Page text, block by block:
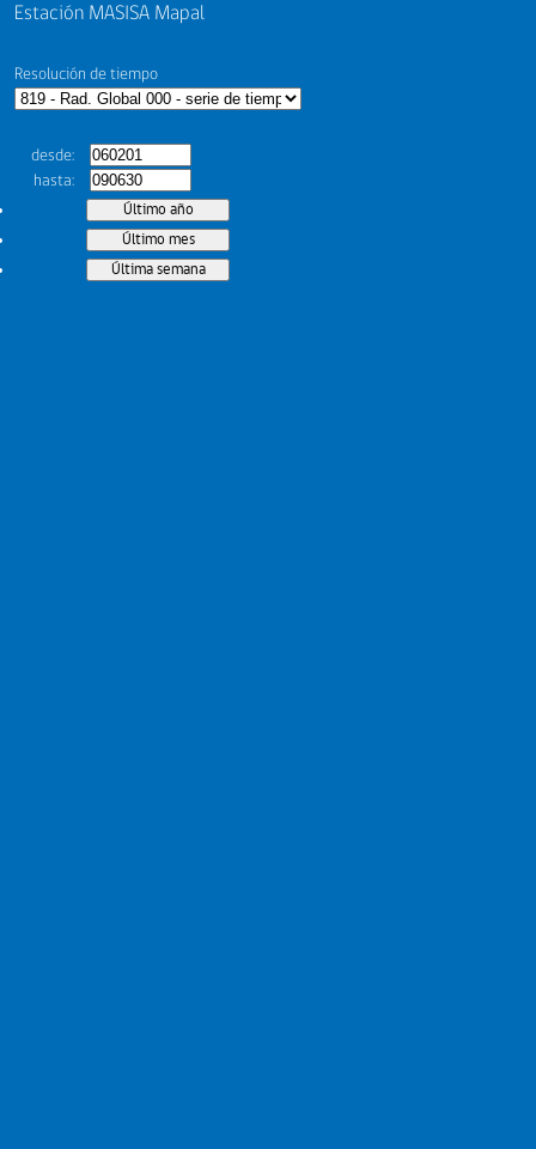
Estación MASISA Mapal
Resolución de tiempo
desde
hasta